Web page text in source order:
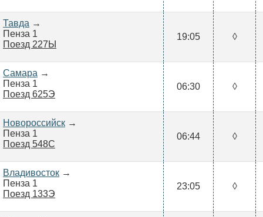
Тавда →
Пенза 1
Поезд 227Ы
19:05 ◊
Самара →
Пенза 1
Поезд 625Э
06:30 ◊
Новороссийск →
Пенза 1
Поезд 548С
06:44 ◊
Владивосток →
Пенза 1
Поезд 133Э
23:05 ◊